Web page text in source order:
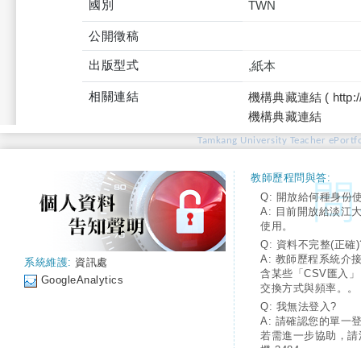
國別 TWN
公開徵稿
出版型式 ,紙本
相關連結
機構典藏連結 (
機構典藏連結
Tamkang University Teacher
系統維護: 資訊處
GoogleAnalytics
教師歷程問與答:
Q: 開放給何種身份
A: 目前開放給淡江
使用。
Q: 資料不完整(正確
A: 教師歷程系統介
含某些「CSV匯入
交換方式與頻率。。
Q: 我無法登入?
A: 請確認您的單一
若需進一步協助，